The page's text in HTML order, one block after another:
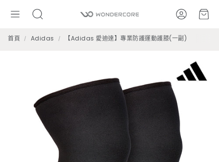
搜
帳號 購
首頁 Adidas 【Adidas 愛迪達】專業防護運動護膝(一副)